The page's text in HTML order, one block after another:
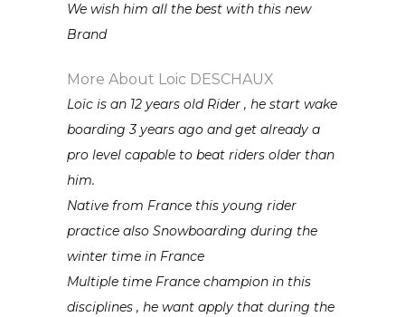
We wish him all the best with this new
Brand
More About Loic DESCHAUX
Loïc is an 12 years old Rider , he start wake
boarding 3 years ago and get already a
pro level capable to beat riders older than
him.
Native from France this young rider
practice also Snowboarding during the
winter time in France
Multiple time France champion in this
disciplines , he want apply that during the